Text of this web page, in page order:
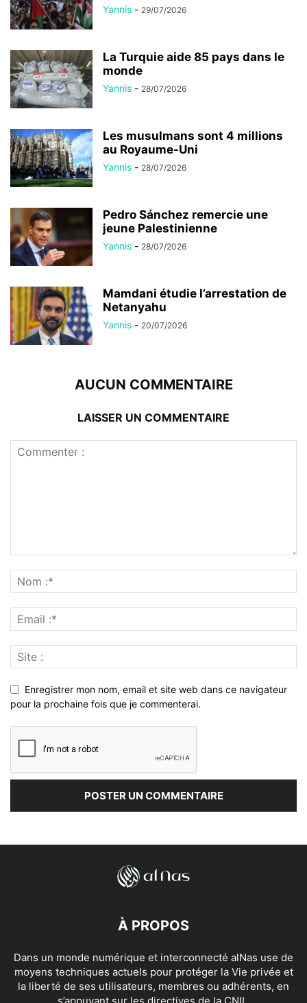
Yannis - 29/07/2026
La Turquie aide 85 pays dans le
monde
Yannis - 28/07/2026
Les musulmans sont 4 millions
au Royaume-Uni
Yannis - 28/07/2026
Pedro Sánchez remercie une
jeune Palestinienne
Yannis - 28/07/2026
Mamdani étudie l’arrestation de
Netanyahu
Yannis - 20/07/2026
AUCUN COMMENTAIRE
LAISSER UN COMMENTAIRE
Enregistrer mon nom, email et site web dans ce navigateur
pour la prochaine fois que je commenterai.
À PROPOS
Dans un monde numérique et interconnecté alNas use de
moyens techniques actuels pour protéger la Vie privée et
la liberté de ses utilisateurs, membres ou adhérents, en